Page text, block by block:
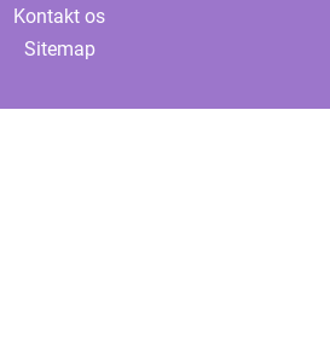
Kontakt os
Sitemap